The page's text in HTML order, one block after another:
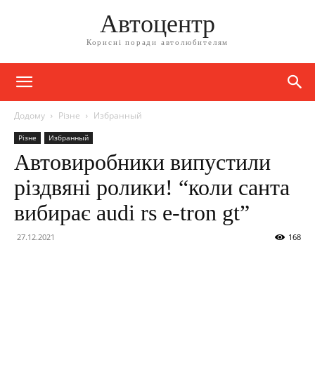
Автоцентр
Корисні поради автолюбителям
Додому Різне Избранный
Різне Избранный
Автовиробники випустили
різдвяні ролики! “коли санта
вибирає audi rs e-tron gt”
27.12.2021 168